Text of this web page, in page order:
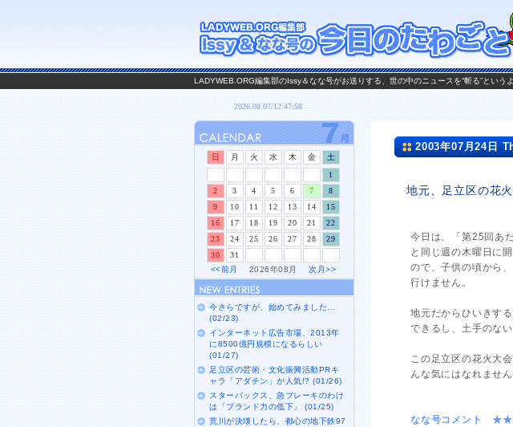
LADYWEB.ORG編集部のIssy＆なな号がお送りする、世の中のニュースを“斬る”という
2003年07月24日
地元、足立区の花
今日は、「第25回あ
と同じ週の木曜日に
ので、子供の頃から
行けません。
地元だからひいきす
できるし、土手のな
この足立区の花火大
んな気にはなれませ
なな号コメント
日 月 火 水 木 金
土
1
2
3 4 5 6 7
8
9
10 11 12 13 14
15
16
17 18 19 20 21
22
23
24 25 26 27 28
29
30
31
<<前月
2026年08月次月>>
今さらですが、始めてみました…
(02/23)
インターネット広告市場、2013年
に8500億円規模になるらしい
(01/27)
足立区の芸術・文化振興活動PRキ
ャラ「アダチン」が人気!? (01/26)
スターバックス、急ブレーキのわけ
は「ブランド力の低下」 (01/25)
荒川が決壊したら、都心の地下鉄97